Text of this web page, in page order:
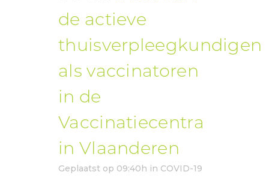
de actieve
thuisverpleegkundigen
als vaccinatoren
in de
Vaccinatiecentra
in Vlaanderen
Geplaatst op 09:40h in COVID-19